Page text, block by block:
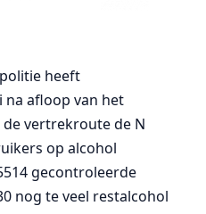
heeft
na afloop van het
vertrekroute de N
op alcohol
gecontroleerde
nog te veel restalcohol